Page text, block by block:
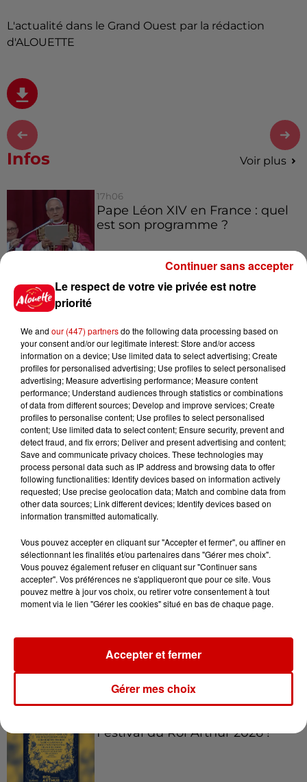
L'actualité dans le Grand Ouest par la rédaction
d'ALOUETTE
Infos Voir plus
17h06
Pape Léon XIV en France : quel
est son programme ?
15h54
appartement...
15h02
Éclipse solaire : découvrez les
meilleurs spots d'observation
du...
11h51
À LA UNE : professeur
condamné, repreneurs pour
Duralex et la...
Jeux Voir plus
pour l'un des zoos de nos
régions !
Festival du Roi Arthur 2026 !
Le respect de votre vie privée est notre
priorité
We and our (447) partnersdo the following data processing based on
your consent and/or our legitimate interest: Store and/or access
information on a device; Use limited data to select advertising; Create
profiles for personalised advertising; Use profiles to select personalised
advertising; Measure advertising performance; Measure content
performance; Understand audiences through statistics or combinations
of data from different sources; Develop and improve services; Create
profiles to personalise content; Use profiles to select personalised
content; Use limited data to select content; Ensure security, prevent and
detect fraud, and fix errors; Deliver and present advertising and content;
Save and communicate privacy choices. These technologies may
process personal data such as IP address and browsing data to offer
following functionalities: Identify devices based on information actively
requested; Use precise geolocation data; Match and combine data from
other data sources; Link different devices; Identify devices based on
information transmitted automatically.
Vous pouvez accepter en cliquant sur "Accepter et fermer", ou affiner en
sélectionnant les finalités et/ou partenaires dans "Gérer mes choix".
Vous pouvez également refuser en cliquant sur "Continuer sans
accepter". Vos préférences ne s'appliqueront que pour ce site. Vous
pouvez mettre à jour vos choix, ou retirer votre consentement à tout
moment via le lien "Gérer les cookies" situé en bas de chaque page.
Gérer mes choix
Accepter et fermer
Continuer sans accepter